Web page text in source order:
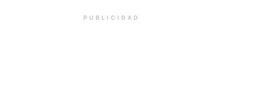
PUBLICIDAD